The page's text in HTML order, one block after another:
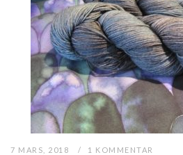
7 MARS, 2018 1 KOMMENTAR